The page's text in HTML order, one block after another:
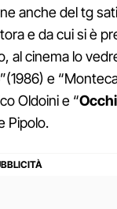
anche del tg
e da cui si è
al cinema lo
”(1986) e
Oldoini e “
Pipolo.